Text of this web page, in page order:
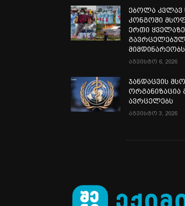
ებოლა კვლავ
კონგოში
ერთი
მიმდინარეობს
აგვისტო 6, 2026
ჯანდაცვის
ორგანიზაცია
ავრცელებს
აგვისტო 3, 2026